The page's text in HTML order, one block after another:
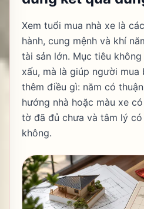
Xem tuổi mua nhà xe là
hành, cung mệnh và khí
tài sản lớn. Mục tiêu
xấu, mà là giúp người mua
thêm điều gì: năm có
hướng nhà hoặc màu xe
tờ đã đủ chưa và tâm lý
không.